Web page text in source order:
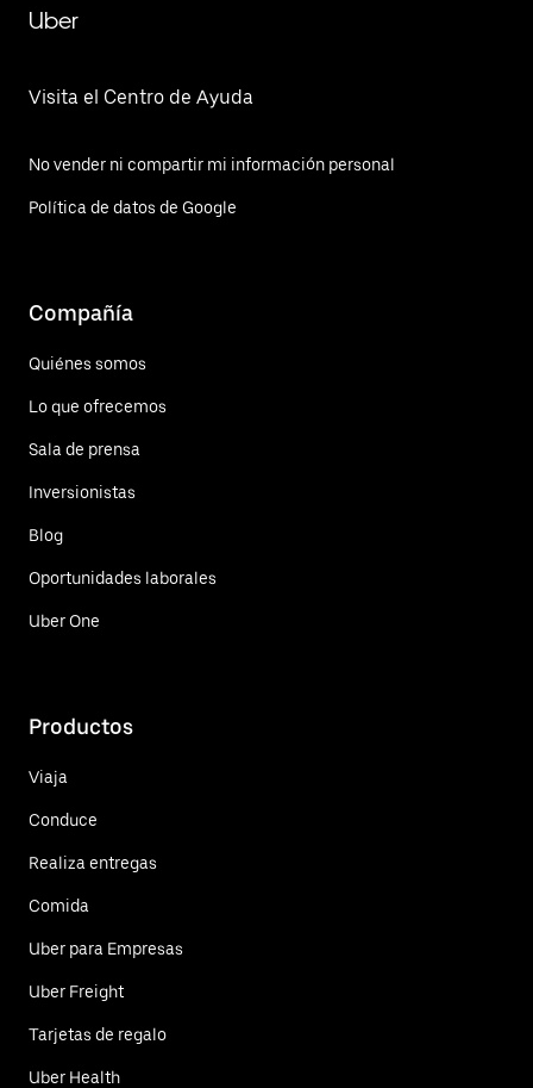
Uber
Visita el Centro de Ayuda
No vender ni compartir mi información personal
Política de datos de Google
Compañía
Quiénes somos
Lo que ofrecemos
Sala de prensa
Inversionistas
Blog
Oportunidades laborales
Uber One
Productos
Viaja
Conduce
Realiza entregas
Comida
Uber para Empresas
Uber Freight
Tarjetas de regalo
Uber Health